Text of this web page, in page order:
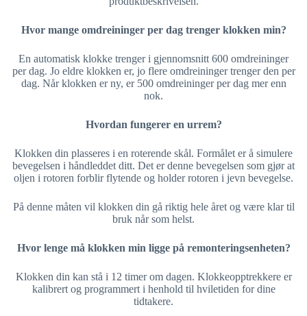
Hvor mange omdreininger per dag trenger klokken min?
En automatisk klokke trenger i gjennomsnitt 600 omdreininger
per dag. Jo eldre klokken er, jo flere omdreininger trenger den per
dag. Når klokken er ny, er 500 omdreininger per dag mer enn
nok.
Hvordan fungerer en urrem?
Klokken din plasseres i en roterende skål. Formålet er å simulere
bevegelsen i håndleddet ditt. Det er denne bevegelsen som gjør at
oljen i rotoren forblir flytende og holder rotoren i jevn bevegelse.
På denne måten vil klokken din gå riktig hele året og være klar til
bruk når som helst.
Hvor lenge må klokken min ligge på remonteringsenheten?
Klokken din kan stå i 12 timer om dagen. Klokkeopptrekkere er
kalibrert og programmert i henhold til hviletiden for dine
tidtakere.